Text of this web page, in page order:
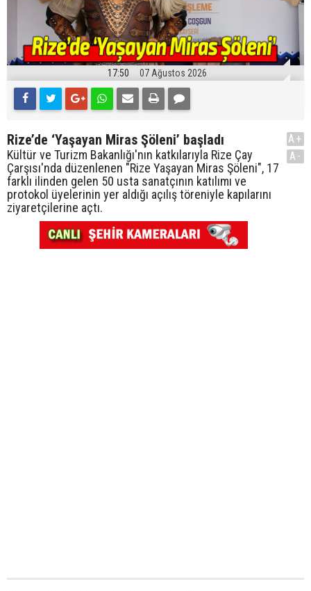
17:50 07 Ağustos 2026
Rize’de ‘Yaşayan Miras Şöleni’ başladı
Kültür ve Turizm Bakanlığı'nın katkılarıyla Rize Çay
Çarşısı'nda düzenlenen "Rize Yaşayan Miras Şöleni", 17
farklı ilinden gelen 50 usta sanatçının katılımı ve
protokol üyelerinin yer aldığı açılış töreniyle kapılarını
ziyaretçilerine açtı.
A+
A-